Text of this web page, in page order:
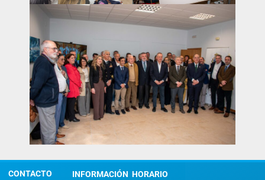
CONTACTO
INFORMACIÓN HORARIO